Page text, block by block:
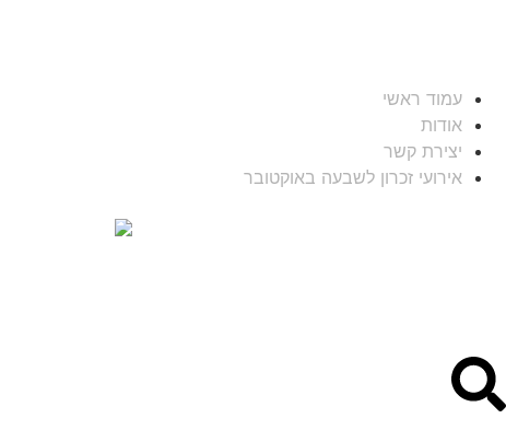
עמוד ראשי
אודות
יצירת קשר
אירועי זכרון לשבעה באוקטובר